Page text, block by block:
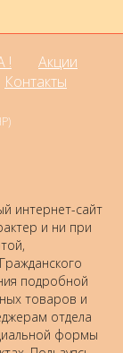
!
Акции
Контакты
интернет-сайт
и ни при
подробной
товаров и
отдела
формы